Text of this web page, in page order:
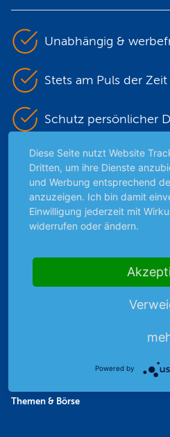
Unabhängig &
Stets am Puls der Zeit
Schutz persönlicher
Sicher mit SSL-
Highlights
Börsenbericht
Themen & Börse
Diese Seite nutzt Website
Dritten, um ihre Dienste
und Werbung entsprechend
anzuzeigen. Ich bin damit
Einwilligung jederzeit mit
widerrufen oder ändern.
Powered by